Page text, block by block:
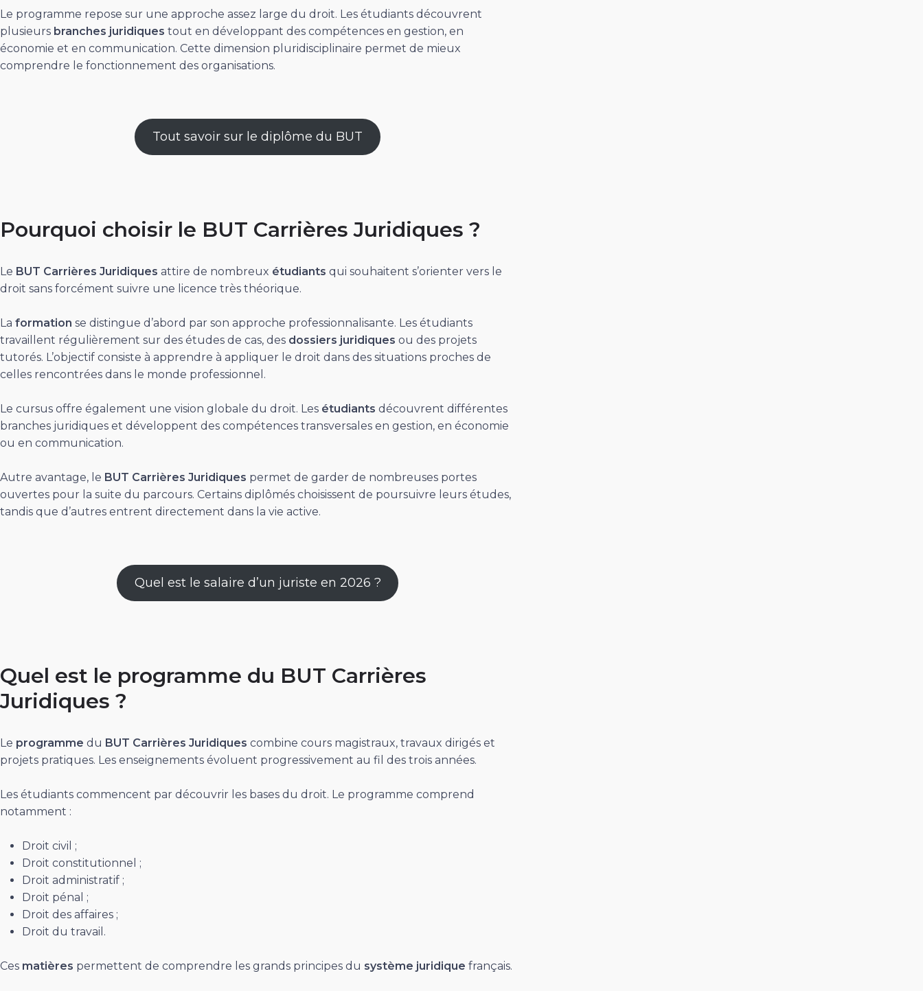
Le programme repose sur une approche assez large du droit. Les étudiants découvrent
plusieurs branches juridiques tout en développant des compétences en gestion, en
économie et en communication. Cette dimension pluridisciplinaire permet de mieux
comprendre le fonctionnement des organisations.
Tout savoir sur le diplôme du BUT
Pourquoi choisir le BUT Carrières Juridiques ?
Le BUT Carrières Juridiques attire de nombreux étudiants qui souhaitent s’orienter vers le
droit sans forcément suivre une licence très théorique.
La formation se distingue d’abord par son approche professionnalisante. Les étudiants
travaillent régulièrement sur des études de cas, des dossiers juridiques ou des projets
tutorés. L’objectif consiste à apprendre à appliquer le droit dans des situations proches de
celles rencontrées dans le monde professionnel.
Le cursus offre également une vision globale du droit. Les étudiants découvrent différentes
branches juridiques et développent des compétences transversales en gestion, en économie
ou en communication.
Autre avantage, le BUT Carrières Juridiques permet de garder de nombreuses portes
ouvertes pour la suite du parcours. Certains diplômés choisissent de poursuivre leurs études,
tandis que d’autres entrent directement dans la vie active.
Quel est le salaire d’un juriste en 2026 ?
Quel est le programme du BUT Carrières
Juridiques ?
Le programme du BUT Carrières Juridiques combine cours magistraux, travaux dirigés et
projets pratiques. Les enseignements évoluent progressivement au fil des trois années.
Les étudiants commencent par découvrir les bases du droit. Le programme comprend
notamment :
Droit civil ;
Droit constitutionnel ;
Droit administratif ;
Droit pénal ;
Droit des affaires ;
Droit du travail.
Ces matières permettent de comprendre les grands principes du système juridique français.